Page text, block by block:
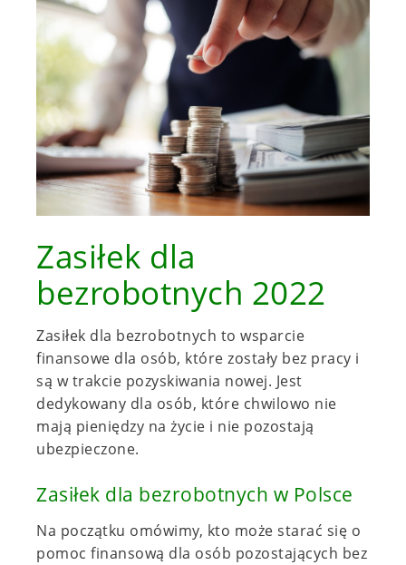
Zasiłek dla
bezrobotnych 2022
Zasiłek dla bezrobotnych to wsparcie
finansowe dla osób, które zostały bez pracy i
są w trakcie pozyskiwania nowej. Jest
dedykowany dla osób, które chwilowo nie
mają pieniędzy na życie i nie pozostają
ubezpieczone.
Zasiłek dla bezrobotnych w Polsce
Na początku omówimy, kto może starać się o
pomoc finansową dla osób pozostających bez